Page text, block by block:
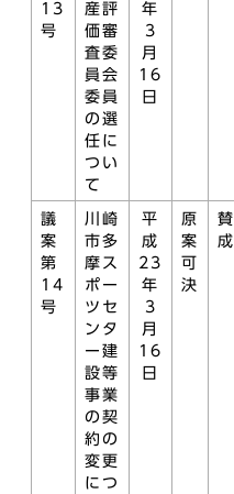
13
号
産評
価審
査委
員会
委員
の選
任に
つい
て
年
3
月
16
日
議
案
第
14
号
川崎
市多
摩ス
ポー
ツセ
ンタ
ー建
設等
事業
の契
約の
変更
につ
平
成
23
年
3
月
16
日
原
案
可
決
賛
成